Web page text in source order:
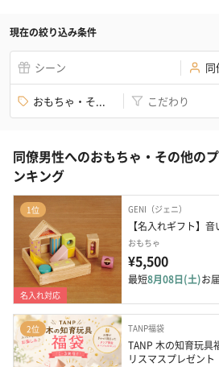
現在の絞り込み条件
シーン 同
おもちゃ・そ... こだわり
同僚男性へのおもちゃ・その他の
ンキング
1位
名入れ対応
GENI（ジェニ）
【名入れギフト】
おもちゃ
¥5,500
最短8月08日(土)お
2位 TANP福袋
TANP 木の知育玩具
リスマスプレゼント